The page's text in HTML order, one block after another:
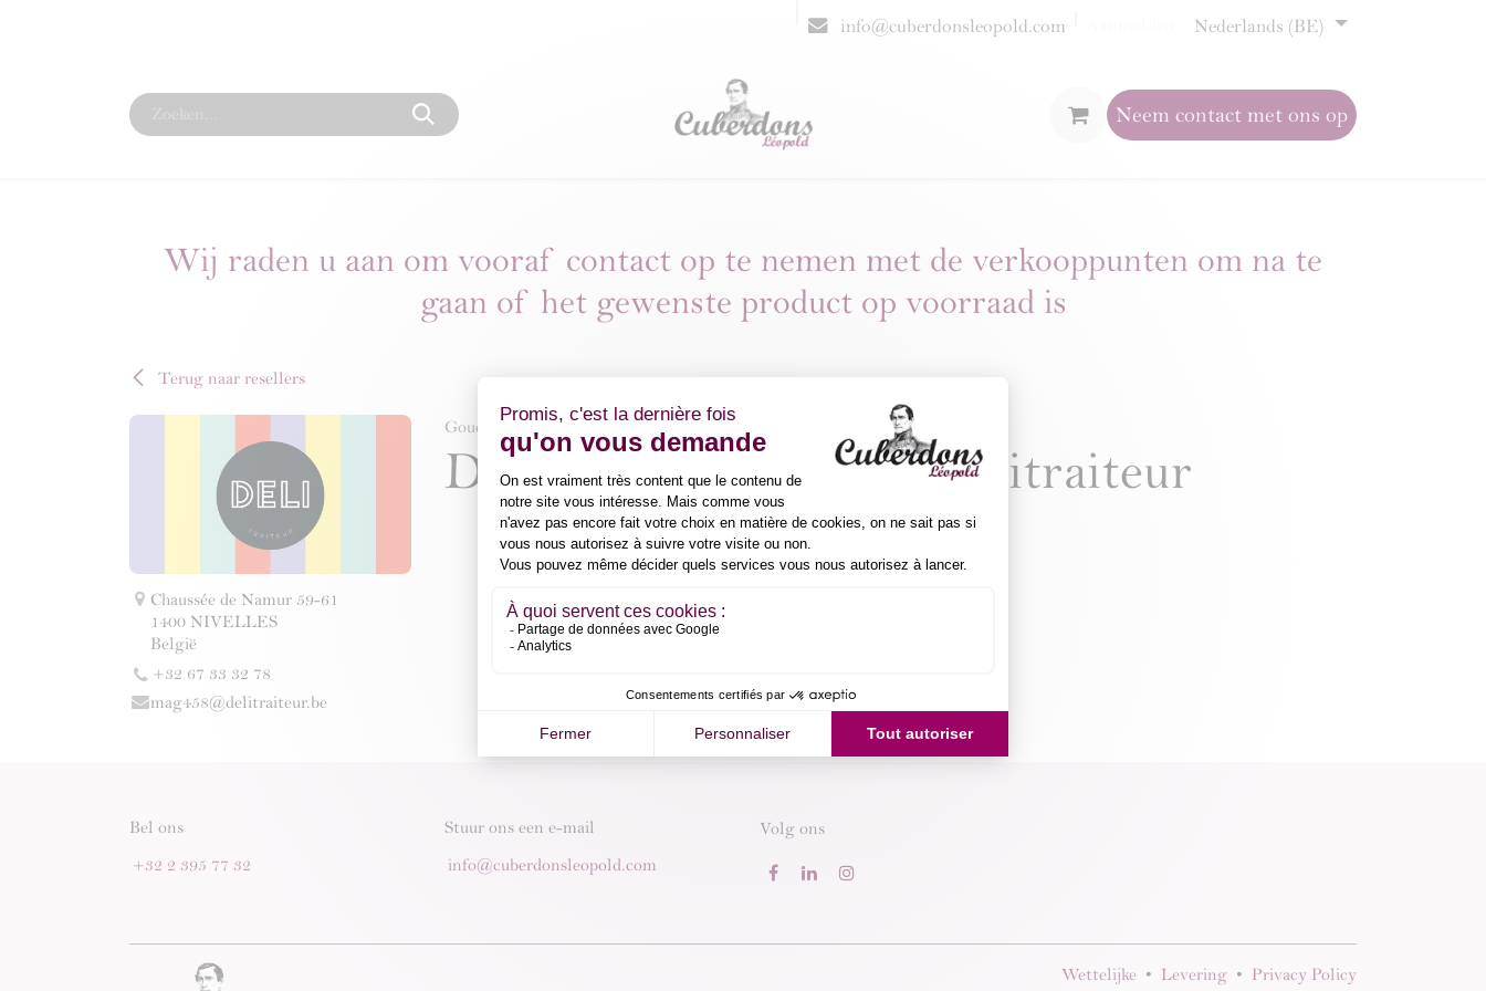
info@cuberdonsleopold.com Nederlands (BE)
Neem contact met ons op
Wij raden u aan om vooraf contact op te nemen met de verkooppunten om na te
gaan of het gewenste product op voorraad is
Terug naar resellers
Chaussée de Namur 59-61
1400 NIVELLES
België
+32 67 33 32 78
mag458@delitraiteur.be
Goud
DLTBE NIVELLES- Délitraiteur
Bel ons
+32 2 395 77 32
Stuur ons een e-mail
info@cuberdonsleopold.com
Volg ons
Wettelijke • Levering • Privacy Policy